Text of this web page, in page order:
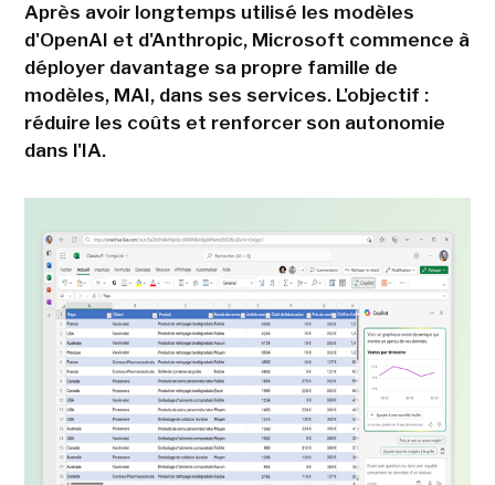
Après avoir longtemps utilisé les modèles
d'OpenAI et d'Anthropic, Microsoft commence à
déployer davantage sa propre famille de
modèles, MAI, dans ses services. L'objectif :
réduire les coûts et renforcer son autonomie
dans l'IA.